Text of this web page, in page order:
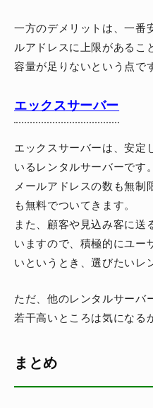
一方のデメリットは、一番
ルアドレスに上限があるこ
容量が足りないという点で
エックスサーバー
エックスサーバーは、安定
いるレンタルサーバーです。
メールアドレスの数も無制
も無料でついてきます。
また、顧客や見込み客に送
いますので、積極的にユー
いというとき、選びたいレ
ただ、他のレンタルサーバ
若干高いところは気になる
まとめ